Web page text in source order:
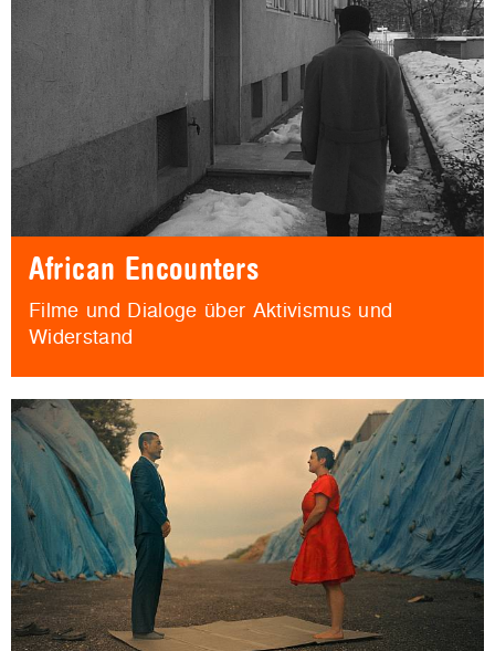
African Encounters
Filme und Dialoge über Aktivismus und
Widerstand